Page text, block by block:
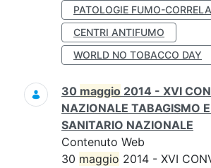
PATOLOGIE FUMO-
CENTRI ANTIFUMO
WORLD NO TOBACCO DAY
30 maggio 2014 - XVI
NAZIONALE TABAGISMO
SANITARIO NAZIONALE
Contenuto Web
30 maggio 2014 - XVI